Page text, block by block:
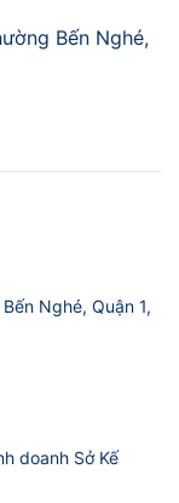
Bến Nghé,
Nghé, Quận 1,
doanh Sở Kế